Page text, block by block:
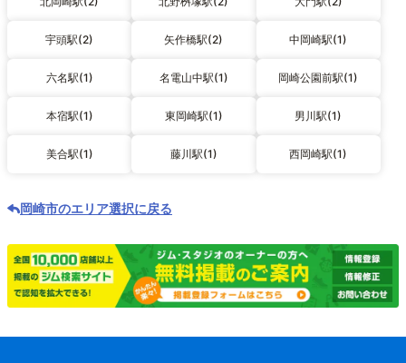
宇頭駅(2) 矢作橋駅(2) 中岡崎駅(1)
六名駅(1) 名電山中駅(1) 岡崎公園前駅(1)
本宿駅(1) 東岡崎駅(1) 男川駅(1)
美合駅(1) 藤川駅(1) 西岡崎駅(1)
岡崎市のエリア選択に戻る